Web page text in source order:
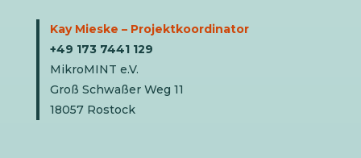
Kay Mieske – Projektkoordinator
+49 173 7441 129
MikroMINT e.V.
Groß Schwaßer Weg 11
18057 Rostock